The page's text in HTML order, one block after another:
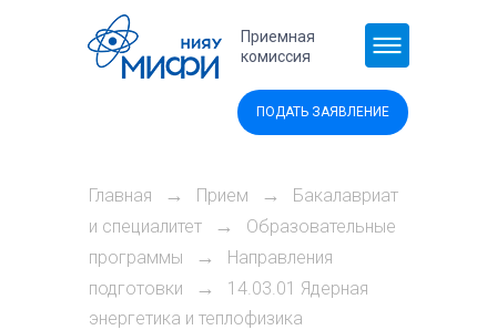
Перейти к основному содержанию
ПОДАТЬ ЗАЯВЛЕНИЕ
Приемная
комиссия
Главная → Прием →
Бакалавриат
и специалитет
→
Образовательные
программы
→
Направления
подготовки
→
14.03.01 Ядерная
энергетика и теплофизика